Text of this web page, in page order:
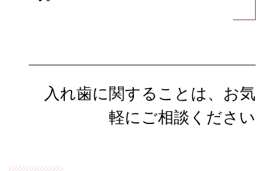
入れ歯に関することは、お気
軽にご相談ください